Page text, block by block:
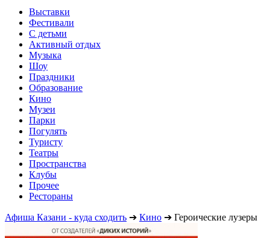
Выставки
Фестивали
С детьми
Активный отдых
Музыка
Шоу
Праздники
Образование
Кино
Музеи
Парки
Погулять
Туристу
Театры
Пространства
Клубы
Прочее
Рестораны
Афиша Казани - куда сходить ➔ Кино ➔ Героические лузеры